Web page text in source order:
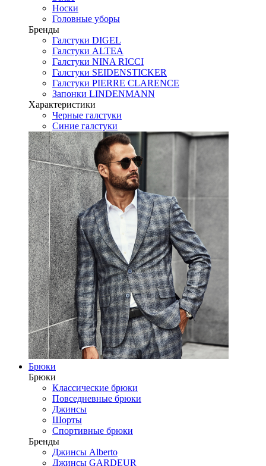
Носки
Головные уборы
Бренды
Галстуки DIGEL
Галстуки ALTEA
Галстуки NINA RICCI
Галстуки SEIDENSTICKER
Галстуки PIERRE CLARENCE
Запонки LINDENMANN
Характеристики
Черные галстуки
Синие галстуки
Брюки
Брюки
Классические брюки
Повседневные брюки
Джинсы
Шорты
Спортивные брюки
Бренды
Джинсы Alberto
Джинсы GARDEUR